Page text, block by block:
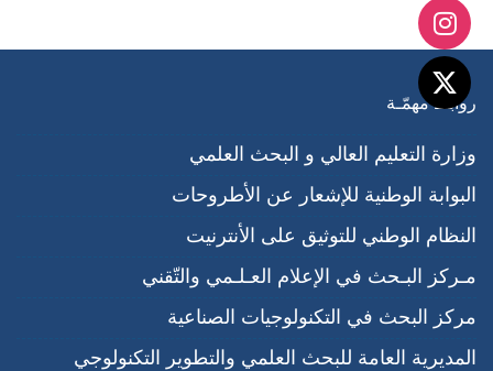
روابط مهمّـة
وزارة التعليم العالي و البحث العلمي
البوابة الوطنية للإشعار عن الأطروحات
النظام الوطني للتوثيق على الأنترنيت
مـركز البـحث في الإعلام العـلـمي والتّقني
مركز البحث في التكنولوجيات الصناعية
المديرية العامة للبحث العلمي والتطوير التكنولوجي